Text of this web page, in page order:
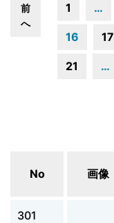
前
へ
1 …
16 17
21 …
No 画像
301